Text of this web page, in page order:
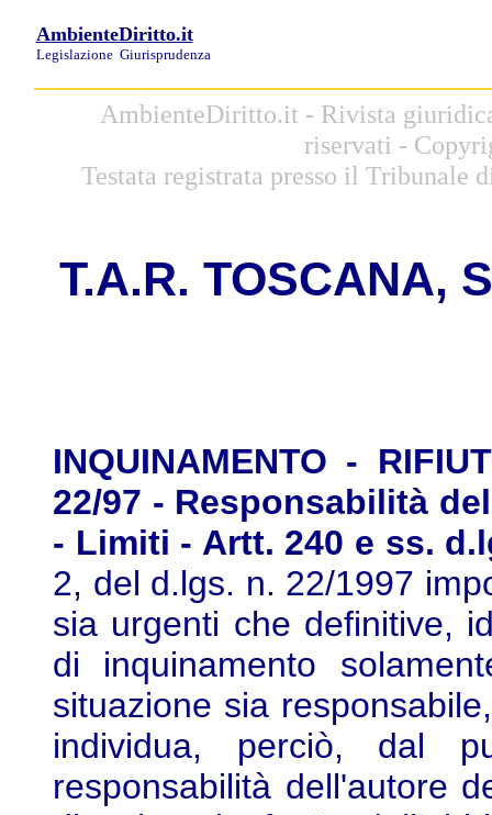
AmbienteDiritto.it
Legislazione Giurisprudenza
AmbienteDiritto.it - Rivista
riservati -
Testata registrata presso il Tribunale
T.A.R. TOSCANA,
INQUINAMENTO -
22/97 - Responsabilità
- Limiti - Artt. 240 e ss.
2, del d.lgs. n. 22/1997
sia urgenti che definitive,
di inquinamento
situazione sia
individua, perciò, dal
responsabilità dell'autore